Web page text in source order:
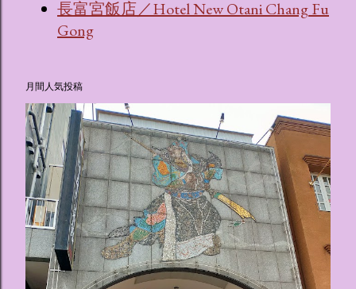
長富宮飯店／Hotel New Otani Chang Fu
Gong
月間人気投稿